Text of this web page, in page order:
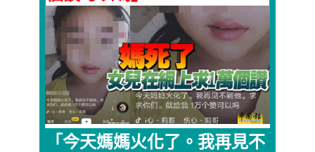
「今天媽媽火化了。我再見不